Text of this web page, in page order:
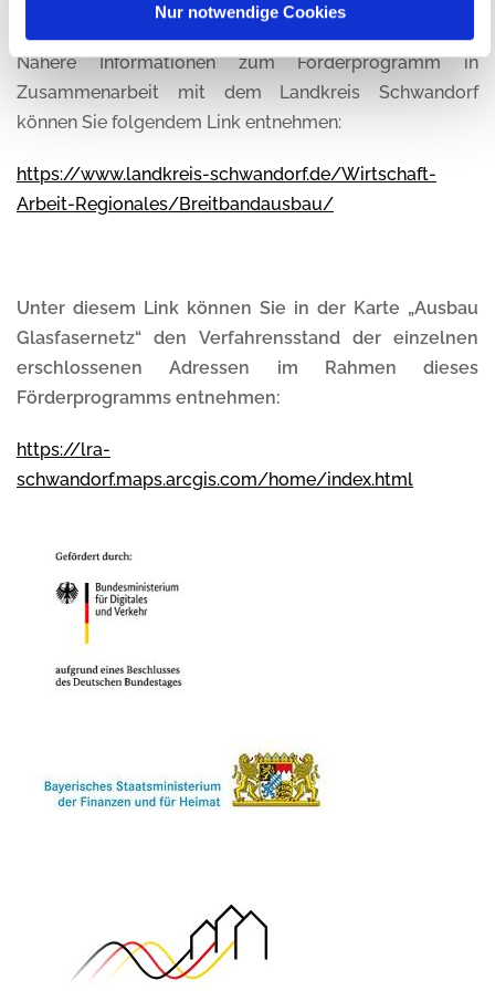
Nur notwendige Cookies
Nähere Informationen zum Förderprogramm in
Zusammenarbeit mit dem Landkreis Schwandorf
können Sie folgendem Link entnehmen:
https://www.landkreis-schwandorf.de/Wirtschaft-
Arbeit-Regionales/Breitbandausbau/
Unter diesem Link können Sie in der Karte „Ausbau
Glasfasernetz“ den Verfahrensstand der einzelnen
erschlossenen Adressen im Rahmen dieses
Förderprogramms entnehmen:
https://lra-
schwandorf.maps.arcgis.com/home/index.html